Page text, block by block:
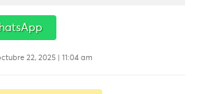
22, 2025 | 11:04 am